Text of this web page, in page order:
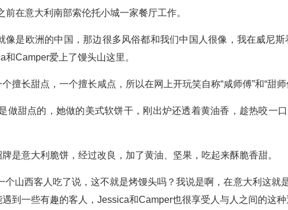
前在意大利南部索伦托小城一家餐厅工作。
像是欧洲的中国，那边很多风俗都和我们中国人很像，我在威尼
和Camper爱上了馒头山这里。
擅长甜点，一个擅长咸点，所以在网上开玩笑自称“咸师傅”和“甜师
做甜点的，她做的美式软饼干，刚出炉还透着黄油香，趁热咬一
牌是意大利脆饼，经过改良，加了黄油、坚果，吃起来酥脆香甜。
个山西客人吃了说，这不就是烤馒头吗？我说是啊，在意大利这就
到一些有趣的客人，Jessica和Camper也很享受人与人之间的这种